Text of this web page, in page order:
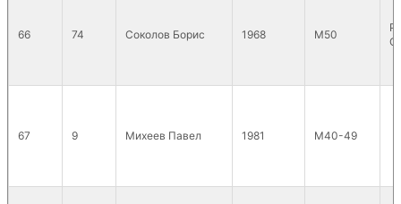
66 74 Соколов Борис 1968 М50
67 9 Михеев Павел 1981 М40-49